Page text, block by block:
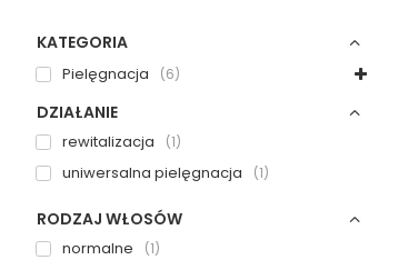
KATEGORIA
Pielęgnacja 6
DZIAŁANIE
rewitalizacja 1
uniwersalna pielęgnacja 1
RODZAJ WŁOSÓW
normalne 1